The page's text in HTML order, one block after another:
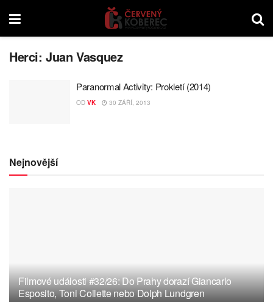
Herci:Juan Vasquez
Paranormal Activity: Prokletí (2014)
OD VK 30 ZÁŘÍ, 2013
Nejnovější
Filmové události #32/26: Do Prahy dorazí Giancarlo
Esposito, Toni Collette nebo Dolph Lundgren